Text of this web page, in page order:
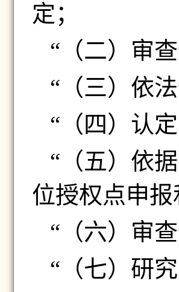
定；
“（二）审
“（三）依
“（四）认
“（五）依
位授权点申
“（六）审
“（七）研